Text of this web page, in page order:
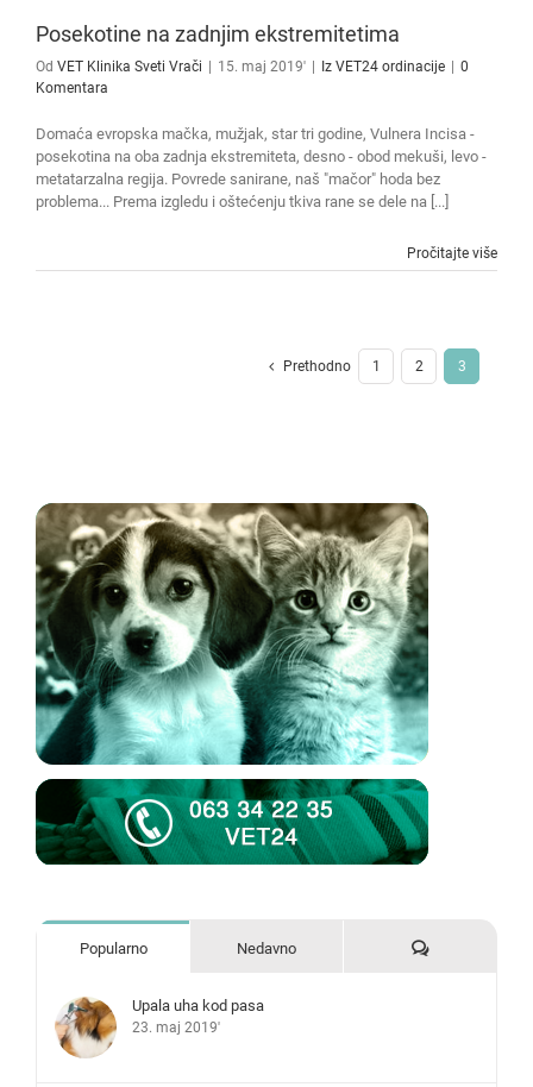
Posekotine na zadnjim ekstremitetima
Od VET Klinika Sveti Vrači 15. maj 2019' Iz VET24 ordinacije
0
Komentara
Domaća evropska mačka, mužjak, star tri godine, Vulnera Incisa -
posekotina na oba zadnja ekstremiteta, desno - obod mekuši, levo -
metatarzalna regija. Povrede sanirane, naš "mačor" hoda bez
problema... Prema izgledu i oštećenju tkiva rane se dele na [...]
Pročitajte više
Prethodno 1 2 3
Popularno Nedavno Komentari
Upala uha kod pasa
23. maj 2019'